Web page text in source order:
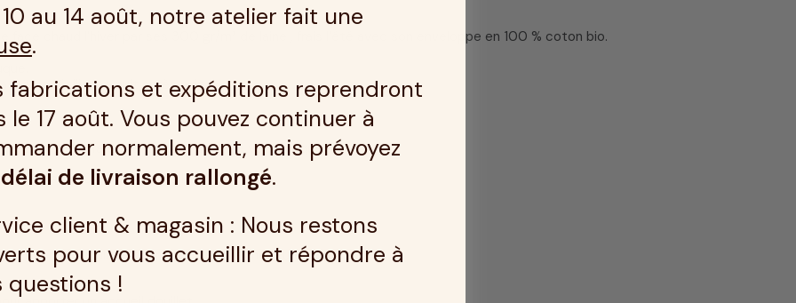
chaud l’hiver par ses 300 gr/m² de laine , frais l’été avec son enveloppe en 100 % coton bio.
même résilience nuit après nuit.
épouse parfaitement la courbure de votre nuque.
taie en 100% coton avec les flocons.
particulière pour apporter une meilleurerespirabilité.
au 14 août, notre atelier fait une
.
fabrications et expéditions reprendront
le 17 août. Vous pouvez continuer à
normalement, mais prévoyez
délai de livraison rallongé.
client & magasin : Nous restons
pour vous accueillir et répondre à
questions !